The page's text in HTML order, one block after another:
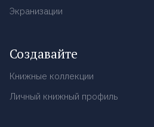
Экранизации
Создавайте
Книжные коллекции
Личный книжный профиль